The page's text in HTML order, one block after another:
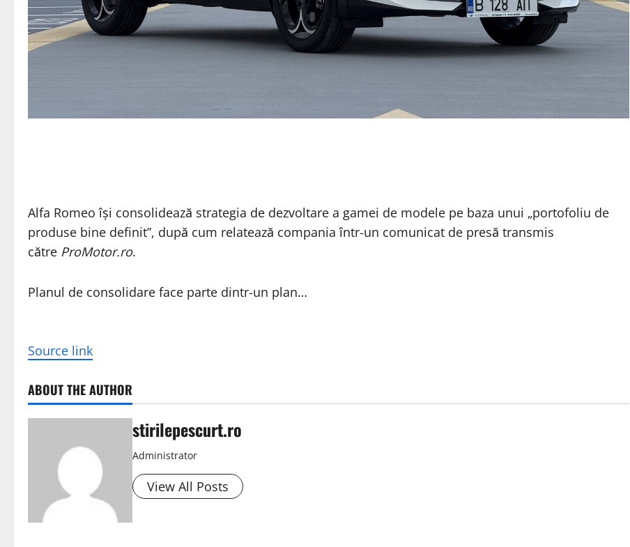
Alfa Romeo își consolidează strategia de dezvoltare a gamei de modele pe baza unui „portofoliu de
produse bine definit”, după cum relatează compania într-un comunicat de presă transmis
către ProMotor.ro.
Planul de consolidare face parte dintr-un plan…
Source link
ABOUT THE AUTHOR
stirilepescurt.ro
Administrator
View All Posts